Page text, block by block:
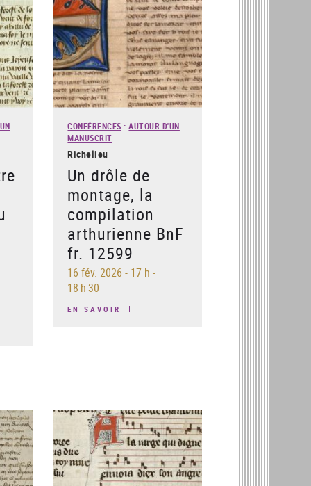
CONFÉRENCES : AUTOUR D'UN
MANUSCRIT
Richelieu
Un drôle de
montage, la
compilation
arthurienne BnF
fr. 12599
16 fév. 2026 - 17 h -
18 h 30
EN SAVOIR